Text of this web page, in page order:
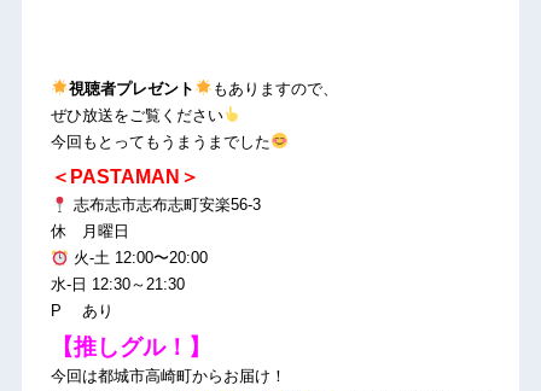
視聴者プレゼント
もありますので、
ぜひ放送をご覧ください
今回もとってもうまうまでした
＜PASTAMAN＞
志布志市志布志町安楽56-3
休 月曜日
火-土 12:00〜20:00
水-日 12:30～21:30
P あり
【推しグル！】
今回は都城市高崎町からお届け！